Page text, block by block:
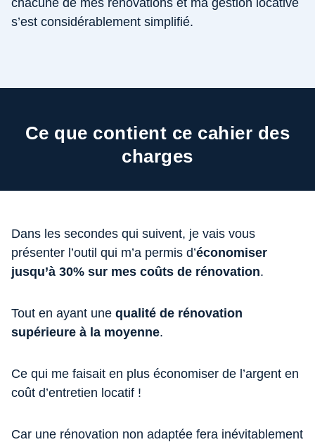
chacune de mes rénovations et ma gestion locative
s’est considérablement simplifié.
Ce que contient ce cahier des
charges
Dans les secondes qui suivent, je vais vous
présenter l’outil qui m’a permis d’économiser
jusqu’à 30% sur mes coûts de rénovation.
Tout en ayant une qualité de rénovation
supérieure à la moyenne.
Ce qui me faisait en plus économiser de l’argent en
coût d’entretien locatif !
Car une rénovation non adaptée fera inévitablement